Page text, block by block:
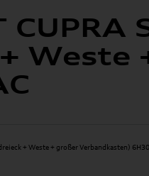
Weste